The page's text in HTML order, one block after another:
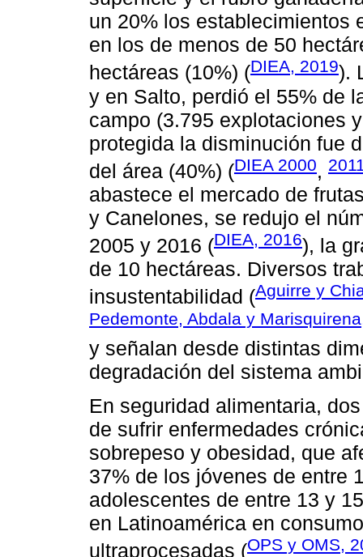
un 20% los establecimientos
en los de menos de 50
hectáreas (10%) (DIEA, 2019).
y en Salto, perdió el 55% de
campo (3.795 explotaciones
protegida la disminución fue
del área (40%) (DIEA 2000,
abastece el mercado de
y Canelones, se redujo el
2005 y 2016 (DIEA, 2016), la
de 10 hectáreas. Diversos
insustentabilidad (Aguirre y
Pedemonte, Abdala y
y señalan desde distintas
degradación del sistema
En seguridad alimentaria,
de sufrir enfermedades
sobrepeso y obesidad, que
37% de los jóvenes de entre
adolescentes de entre 13 y
en Latinoamérica en
ultraprocesadas (OPS y OMS,